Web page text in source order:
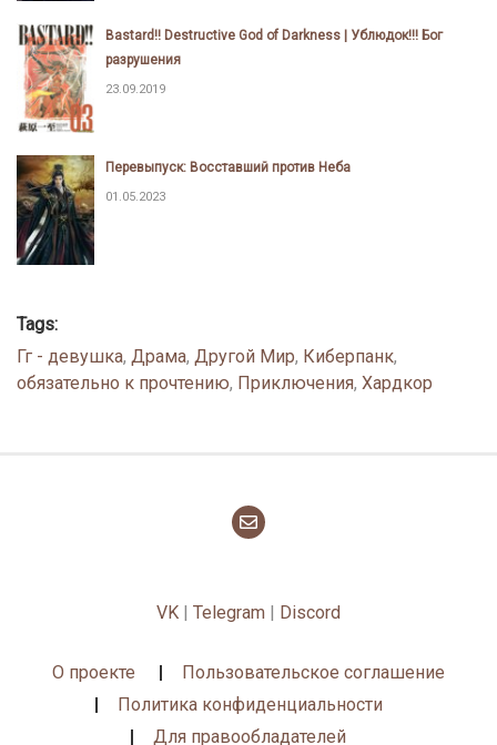
Bastard!! Destructive God of Darkness | Ублюдок!!! Бог
разрушения
23.09.2019
Перевыпуск: Восставший против Неба
01.05.2023
Tags:
Гг - девушка, Драма, Другой Мир, Киберпанк,
обязательно к прочтению, Приключения, Хардкор
VK | Telegram | Discord
О проекте
Пользовательское соглашение
Политика конфиденциальности
Для правообладателей